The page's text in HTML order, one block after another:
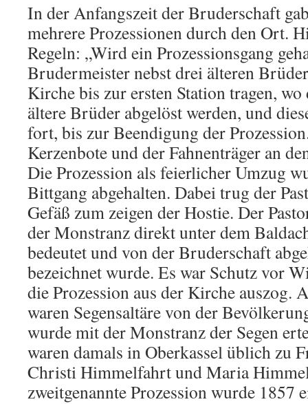
In der Anfangszeit der Bruderschaft
mehrere Prozessionen durch den Ort.
Regeln: „Wird ein Prozessionsgang
Brudermeister nebst drei älteren
Kirche bis zur ersten Station tragen, wo
ältere Brüder abgelöst werden, und
fort, bis zur Beendigung der
Kerzenbote und der Fahnenträger an
Die Prozession als feierlicher Umzug
Bittgang abgehalten. Dabei trug der
Gefäß zum zeigen der Hostie. Der
der Monstranz direkt unter dem
bedeutet und von der Bruderschaft
bezeichnet wurde. Es war Schutz vor
die Prozession aus der Kirche auszog.
waren Segensaltäre von der
wurde mit der Monstranz der Segen
waren damals in Oberkassel üblich zu
Christi Himmelfahrt und Maria
zweitgenannte Prozession wurde 1857